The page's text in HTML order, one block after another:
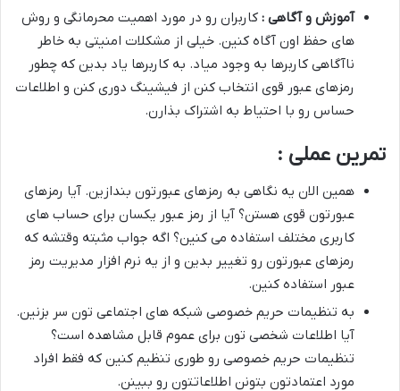
آموزش و آگاهی : کاربران رو در مورد اهمیت محرمانگی و روش
های حفظ اون آگاه کنین. خیلی از مشکلات امنیتی به خاطر
ناآگاهی کاربرها به وجود میاد. به کاربرها یاد بدین که چطور
رمزهای عبور قوی انتخاب کنن از فیشینگ دوری کنن و اطلاعات
حساس رو با احتیاط به اشتراک بذارن.
تمرین عملی :
همین الان یه نگاهی به رمزهای عبورتون بندازین. آیا رمزهای
عبورتون قوی هستن؟ آیا از رمز عبور یکسان برای حساب های
کاربری مختلف استفاده می کنین؟ اگه جواب مثبته وقتشه که
رمزهای عبورتون رو تغییر بدین و از یه نرم افزار مدیریت رمز
عبور استفاده کنین.
به تنظیمات حریم خصوصی شبکه های اجتماعی تون سر بزنین.
آیا اطلاعات شخصی تون برای عموم قابل مشاهده است؟
تنظیمات حریم خصوصی رو طوری تنظیم کنین که فقط افراد
مورد اعتمادتون بتونن اطلاعاتتون رو ببینن.